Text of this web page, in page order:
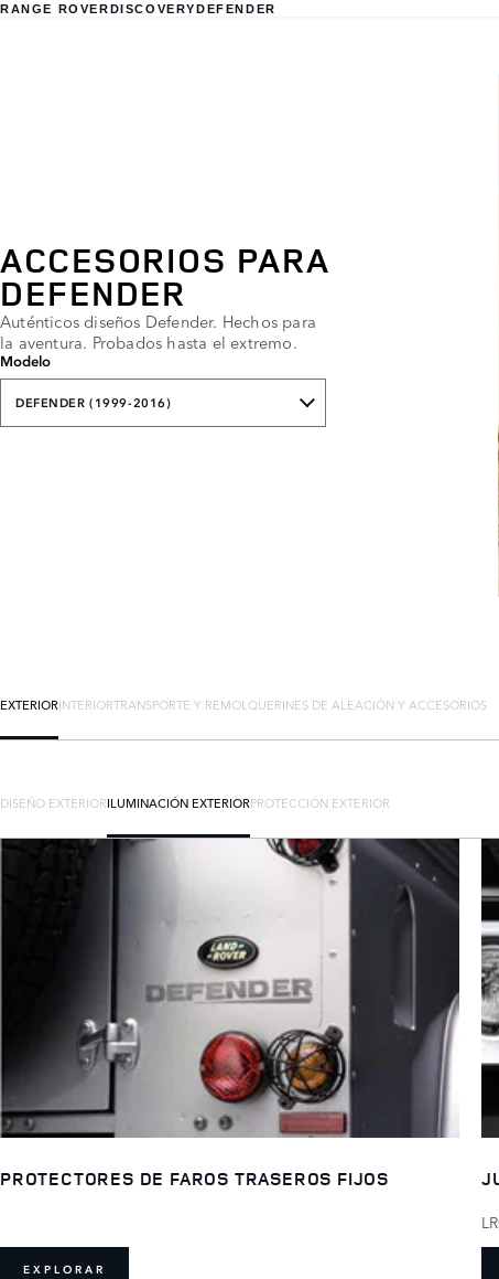
RANGE ROVERDISCOVERYDEFENDER
ACCESORIOS PARA
DEFENDER
Auténticos diseños Defender. Hechos para
la aventura. Probados hasta el extremo.
Modelo
DEFENDER (1999-2016)
EXTERIORINTERIORTRANSPORTE Y REMOLQUERINES DE ALEACIÓN Y ACCESORIOS
DISEÑO EXTERIORILUMINACIÓN EXTERIORPROTECCIÓN EXTERIOR
PROTECTORES DE FAROS TRASEROS FIJOS
EXPLORAR